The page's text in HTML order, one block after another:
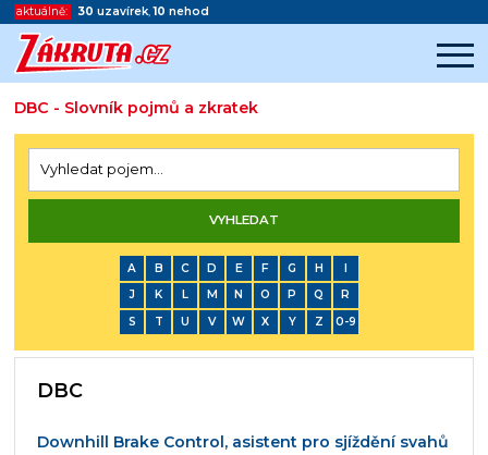
aktuálně: 30 uzavírek,10 nehod
DBC - Slovník pojmů a zkratek
Konec reklamy
A B C D E F G H
I
J
K L M N O P Q
R
S
T U V W X Y Z 0-9
DBC
Downhill Brake Control, asistent pro sjíždění svahů